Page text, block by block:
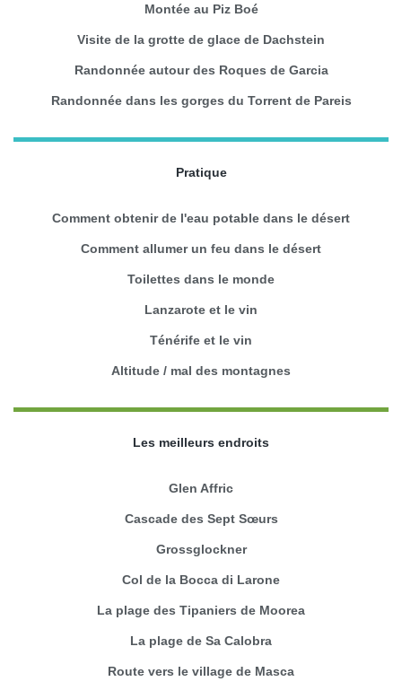
Montée au Piz Boé
Visite de la grotte de glace de Dachstein
Randonnée autour des Roques de Garcia
Randonnée dans les gorges du Torrent de Pareis
Pratique
Comment obtenir de l'eau potable dans le désert
Comment allumer un feu dans le désert
Toilettes dans le monde
Lanzarote et le vin
Ténérife et le vin
Altitude / mal des montagnes
Les meilleurs endroits
Glen Affric
Cascade des Sept Sœurs
Grossglockner
Col de la Bocca di Larone
La plage des Tipaniers de Moorea
La plage de Sa Calobra
Route vers le village de Masca